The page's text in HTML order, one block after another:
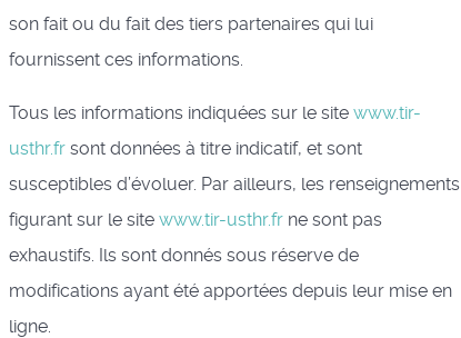
son fait ou du fait des tiers partenaires qui lui
fournissent ces informations.
Tous les informations indiquées sur le site www.tir-
usthr.fr sont données à titre indicatif, et sont
susceptibles d’évoluer. Par ailleurs, les renseignements
figurant sur le site www.tir-usthr.fr ne sont pas
exhaustifs. Ils sont donnés sous réserve de
modifications ayant été apportées depuis leur mise en
ligne.